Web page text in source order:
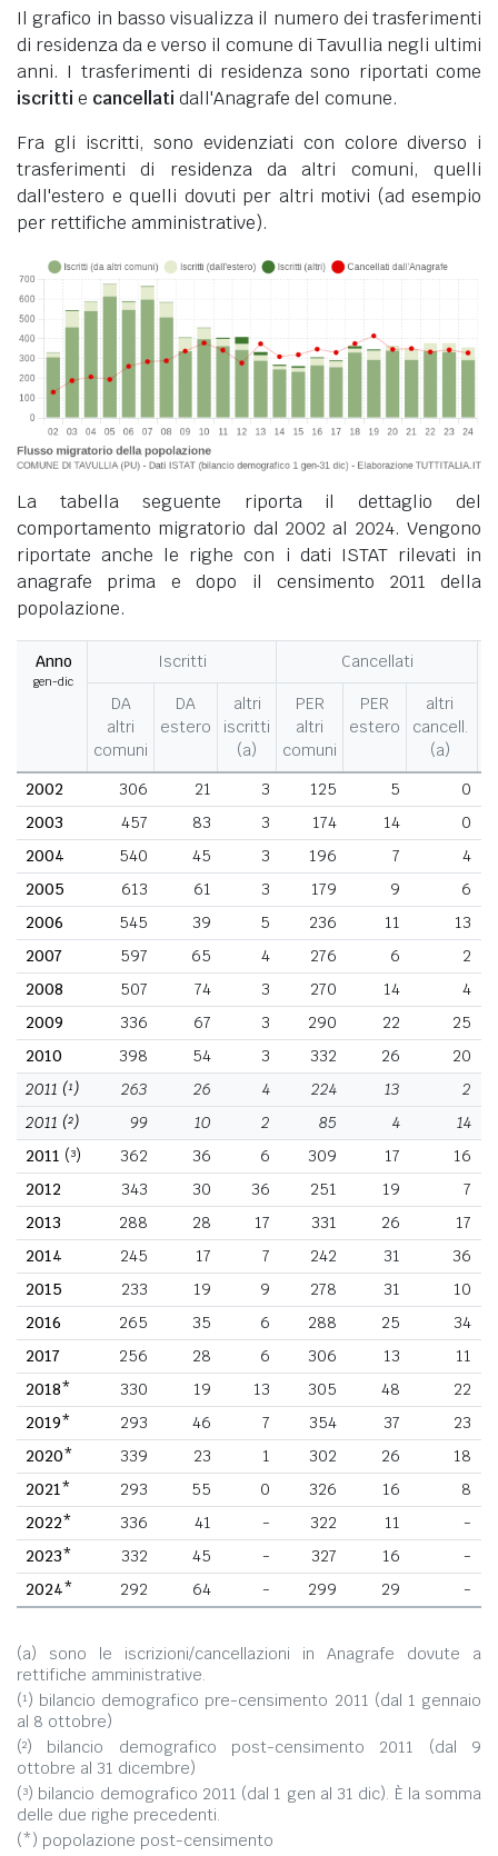
Il grafico in basso visualizza il numero dei trasferimenti
di residenza da e verso il comune di Tavullia negli ultimi
anni. I trasferimenti di residenza sono riportati come
iscritti e cancellati dall'Anagrafe del comune.
Fra gli iscritti, sono evidenziati con colore diverso i
trasferimenti di residenza da altri comuni, quelli
dall'estero e quelli dovuti per altri motivi (ad esempio
per rettifiche amministrative).
La tabella seguente riporta il dettaglio del
comportamento migratorio dal 2002 al 2024. Vengono
riportate anche le righe con i dati ISTAT rilevati in
anagrafe prima e dopo il censimento 2011 della
popolazione.
Anno
gen-dic
Iscritti
Cancellati
DA
altri
comuni
DA
estero
altri
iscritti
(a)
PER
altri
comuni
PER
estero
altri
cancell.
(a)
2002
306 21 3 125 5
0
2003
457 83 3 174 14
0
2004
540 45 3 196 7
4
2005
613 61 3 179 9
6
2006
545 39 5 236 11
13
2007
597 65 4 276 6
2
2008
507 74 3 270 14
4
2009
336 67 3 290 22
25
2010
398 54 3 332 26
20
2011 (¹) 263 26 4 224 13
2
2011 (²) 99 10 2 85 4
14
2011 (³) 362 36 6 309 17
16
2012
343 30 36 251 19
7
2013
288 28 17 331 26
17
2014
245 17 7 242 31
36
2015
233 19 9 278 31
10
2016
265 35 6 288 25
34
2017
256 28 6 306 13
11
2018*
330 19 13 305 48
22
2019*
293 46 7 354 37
23
2020*
339 23 1 302 26
18
2021*
293 55 0 326 16
8
2022*
336 41 - 322 11
-
2023*
332 45 - 327 16
-
2024*
292 64 - 299 29 -
(a) sono le iscrizioni/cancellazioni in Anagrafe dovute a
rettifiche amministrative.
(¹) bilancio demografico pre-censimento 2011 (dal 1 gennaio
al 8 ottobre)
(²) bilancio demografico post-censimento 2011 (dal 9
ottobre al 31 dicembre)
(³) bilancio demografico 2011 (dal 1 gen al 31 dic). È la somma
delle due righe precedenti.
(*) popolazione post-censimento